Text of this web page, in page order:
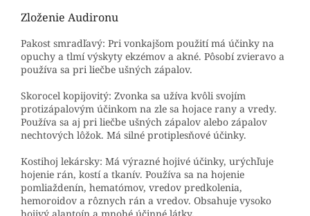
Zloženie Audironu
Pakost smradľavý: Pri vonkajšom použití má účinky na
opuchy a tlmí výskyty ekzémov a akné. Pôsobí zvieravo a
používa sa pri liečbe ušných zápalov.
Skorocel kopijovitý: Zvonka sa užíva kvôli svojím
protizápalovým účinkom na zle sa hojace rany a vredy.
Používa sa aj pri liečbe ušných zápalov alebo zápalov
nechtových lôžok. Má silné protiplesňové účinky.
Kostihoj lekársky: Má výrazné hojivé účinky, urýchľuje
hojenie rán, kostí a tkanív. Používa sa na hojenie
pomliaždenín, hematómov, vredov predkolenia,
hemoroidov a rôznych rán a vredov. Obsahuje vysoko